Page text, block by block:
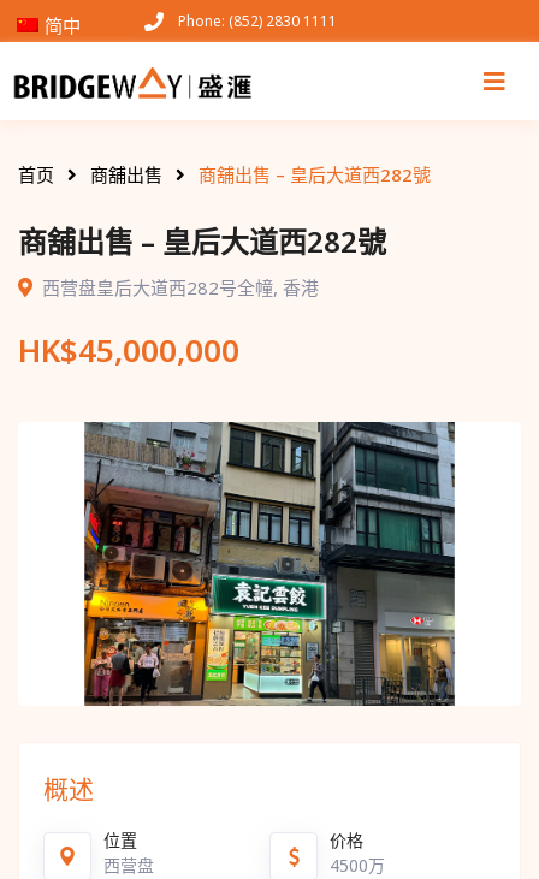
Phone: (852) 2830 1111
首页 商舖出售 商舖出售 – 皇后大道西282號
商舖出售 – 皇后大道西282號
西营盘皇后大道西282号全幢, 香港
HK$45,000,000
概述
位置
西营盘
价格
4500万
简中